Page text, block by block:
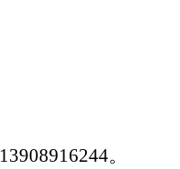
13908916244。